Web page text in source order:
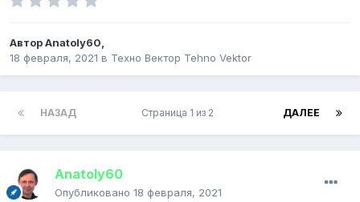
АвторAnatoly60,
18 февраля, 2021 в Техно Вектор Tehno Vektor
НАЗАД ДАЛЕЕ
Страница 1 из 2
Anatoly60
Опубликовано 18 февраля, 2021